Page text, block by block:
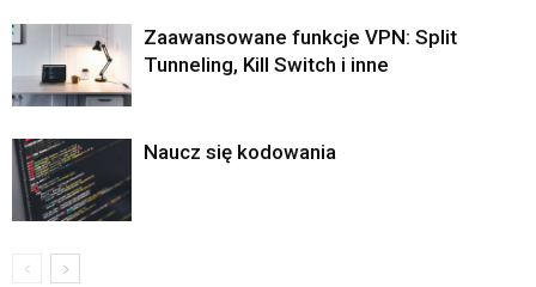
Zaawansowane funkcje VPN: Split
Tunneling, Kill Switch i inne
Naucz się kodowania